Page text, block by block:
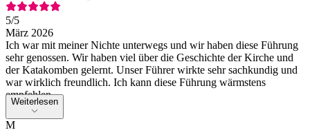
5/5
März 2026
Ich war mit meiner Nichte unterwegs und wir haben diese Führung
sehr genossen. Wir haben viel über die Geschichte der Kirche und
der Katakomben gelernt. Unser Führer wirkte sehr sachkundig und
war wirklich freundlich. Ich kann diese Führung wärmstens
empfehlen.
Weiterlesen
M